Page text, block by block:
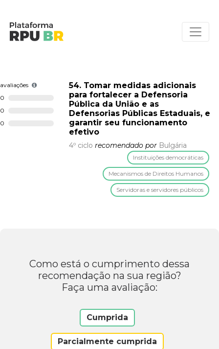
avaliações
0
0
0
54. Tomar medidas adicionais
para fortalecer a Defensoria
Pública da União e as
Defensorias Públicas Estaduais, e
garantir seu funcionamento
efetivo
4º ciclo recomendado por Bulgária
Instituições democráticas
Mecanismos de Direitos Humanos
Servidoras e servidores públicos
Como está o cumprimento dessa
recomendação na sua região?
Faça uma avaliação:
Cumprida
Parcialmente cumprida